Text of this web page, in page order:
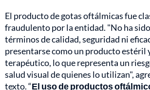
El producto de gotas oftálmicas fue
fraudulento por la entidad. "No ha
términos de calidad, seguridad ni
presentarse como un producto estéril
terapéutico, lo que representa un
salud visual de quienes lo utilizan",
texto. “El uso de productos